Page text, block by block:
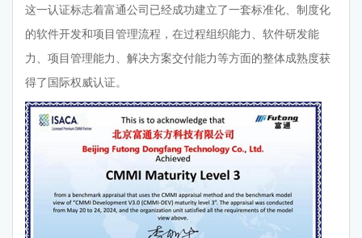
这一认证标志着富通公司已经成功建立了一套标准化、制度化
的软件开发和项目管理流程，在过程组织能力、软件研发能
力、项目管理能力、解决方案交付能力等方面的整体成熟度获
得了国际权威认证。